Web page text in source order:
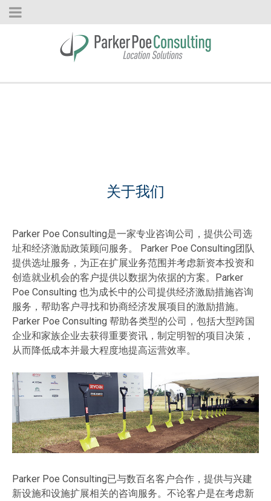
关于我们
Parker Poe Consulting是一家专业咨询公司，提供公司选
址和经济激励政策顾问服务。 Parker Poe Consulting团队
提供选址服务，为正在扩展业务范围并考虑新资本投资和
创造就业机会的客户提供以数据为依据的方案。Parker
Poe Consulting 也为成长中的公司提供经济激励措施咨询
服务，帮助客户寻找和协商经济发展项目的激励措施。
Parker Poe Consulting 帮助各类型的公司，包括大型跨国
企业和家族企业去获得重要资讯，制定明智的项目决策，
从而降低成本并最大程度地提高运营效率。
Parker Poe Consulting已与数百名客户合作，提供与兴建
新设施和设施扩展相关的咨询服务。不论客户是在考虑新